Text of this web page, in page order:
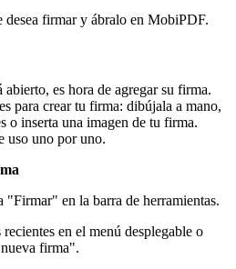
desea firmar y ábralo en MobiPDF.
es hora de agregar su firma.
para crear tu firma: dibújala a mano,
o inserta una imagen de tu firma.
uso uno por uno.
"Firmar" en la barra de herramientas.
en el menú desplegable o
firma".